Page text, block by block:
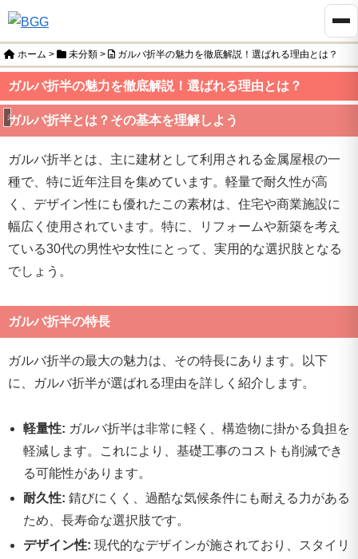
ホーム > 未分類 > ガルバ折半の魅力を徹底解説！選ばれる理由とは？
ガルバ折半の魅力を徹底解説！選ばれる理由とは？
未分類
ガルバ折半とは？その基本を理解しよう
ガルバ折半とは、主に建材として利用される金属屋根の一
種で、特に近年注目を集めています。軽量で耐久性が高
く、デザイン性にも優れたこの素材は、住宅や商業施設に
幅広く使用されています。特に、リフォームや新築を考え
ている30代の男性や女性にとって、実用的な選択肢となる
でしょう。
ガルバ折半の特長
ガルバ折半の最大の魅力は、その特長にあります。以下
に、ガルバ折半が選ばれる理由を詳しく紹介します。
軽量性: ガルバ折半は非常に軽く、構造物に掛かる負担を
軽減します。これにより、基礎工事のコストも削減でき
る可能性があります。
耐久性: 錆びにくく、過酷な気候条件にも耐える力がある
ため、長寿命な選択肢です。
デザイン性: 現代的なデザインが施されており、スタイリ